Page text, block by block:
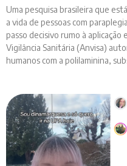
Uma pesquisa brasileira que
a vida de pessoas com
passo decisivo rumo à
Vigilância Sanitária (Anvisa)
humanos com a polilaminina,